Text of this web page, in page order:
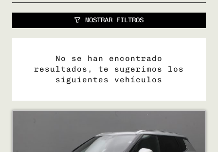
COMPRÁ
MOSTRAR FILTROS
No se han encontrado
resultados, te sugerimos los
siguientes vehículos